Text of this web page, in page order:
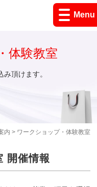
Menu
内 > ワークショップ・体験教室
体験教室
頂けます。
開催情報